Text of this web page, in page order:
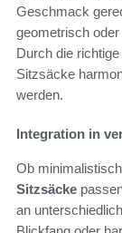
Geschmack
geometrisch
Durch die
Sitzsäcke
werden.
Integration in
Ob
Sitzsäcke
an